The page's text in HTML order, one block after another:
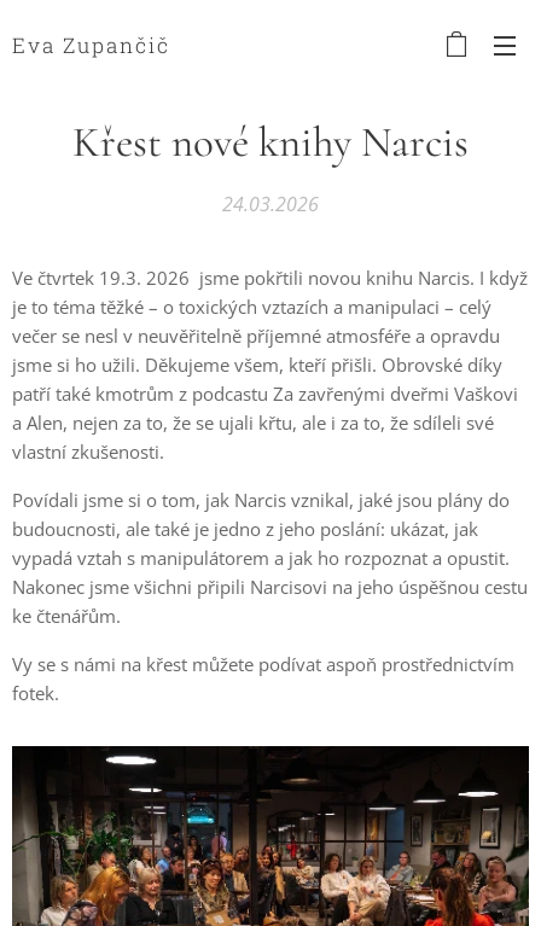
Eva Zupančič
Křest nové knihy Narcis
24.03.2026
Ve čtvrtek 19.3. 2026 jsme pokřtili novou knihu Narcis. I když
je to téma těžké – o toxických vztazích a manipulaci – celý
večer se nesl v neuvěřitelně příjemné atmosféře a opravdu
jsme si ho užili. Děkujeme všem, kteří přišli. Obrovské díky
patří také kmotrům z podcastu Za zavřenými dveřmi Vaškovi
a Alen, nejen za to, že se ujali křtu, ale i za to, že sdíleli své
vlastní zkušenosti.
Povídali jsme si o tom, jak Narcis vznikal, jaké jsou plány do
budoucnosti, ale také je jedno z jeho poslání: ukázat, jak
vypadá vztah s manipulátorem a jak ho rozpoznat a opustit.
Nakonec jsme všichni připili Narcisovi na jeho úspěšnou cestu
ke čtenářům.
Vy se s námi na křest můžete podívat aspoň prostřednictvím
fotek.